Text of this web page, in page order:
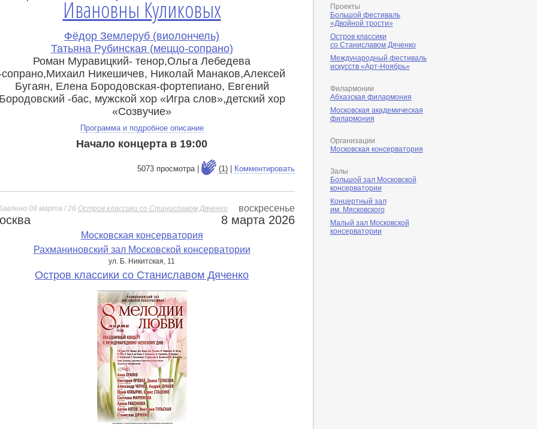
Ивановны Куликовых
Фёдор Землеруб (виолончель)
Татьяна Рубинская (меццо-сопрано)
Роман Муравицкий- тенор,Ольга Лебедева
Никешичев, Николай Манаков,Алексей
Бугаян, Елена Бородовская-фортепиано, Евгений
-бас, мужской хор «Игра слов»,детский хор
«Созвучие»
Программа и подробное описание
Начало концерта в 19:00
5073 просмотра | (1)| Комментировать
08 марта / 26 Остров классики со Станиславом Дяченко воскресенье
8 марта 2026
Московская консерватория
Рахманиновский зал Московской консерватории
ул. Б. Никитская, 11
Остров классики со Станиславом Дяченко
Проекты
Большой фестиваль
«Двойной трости»
Остров классики
со Станиславом Дяченко
Международный фестиваль
искусств «Арт-Ноябрь»
Филармонии
Абхазская филармония
Московская академическая
филармония
Организации
Московская консерватория
Залы
Большой зал Московской
консерватории
Концертный зал
им. Мясковского
Малый зал Московской
консерватории